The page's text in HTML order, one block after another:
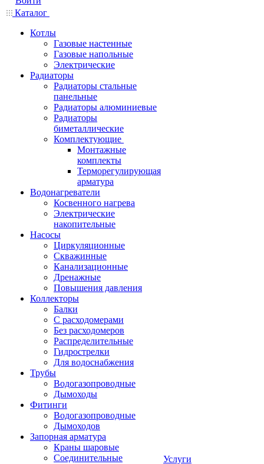
Каталог
Котлы
Газовые настенные
Газовые напольные
Электрические
Радиаторы
Радиаторы стальные
панельные
Радиаторы алюминиевые
Радиаторы
биметаллические
Комплектующие
Монтажные
комплекты
Терморегулирующая
арматура
Водонагреватели
Косвенного нагрева
Электрические
накопительные
Насосы
Циркуляционные
Скважинные
Канализационные
Дренажные
Повышения давления
Коллекторы
Балки
С расходомерами
Без расходомеров
Распределительные
Гидрострелки
Для водоснабжения
Трубы
Водогазопроводные
Дымоходы
Фитинги
Водогазопроводные
Дымоходов
Запорная арматура
Краны шаровые
Соединительные
Услуги